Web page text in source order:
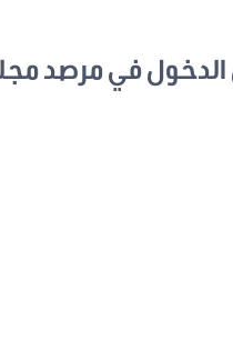
في مرصد